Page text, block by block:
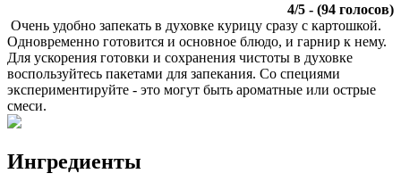
4/5 - (94 голосов)
Очень удобно запекать в духовке курицу сразу с картошкой.
Одновременно готовится и основное блюдо, и гарнир к нему.
Для ускорения готовки и сохранения чистоты в духовке
воспользуйтесь пакетами для запекания. Со специями
экспериментируйте - это могут быть ароматные или острые
смеси.
Ингредиенты